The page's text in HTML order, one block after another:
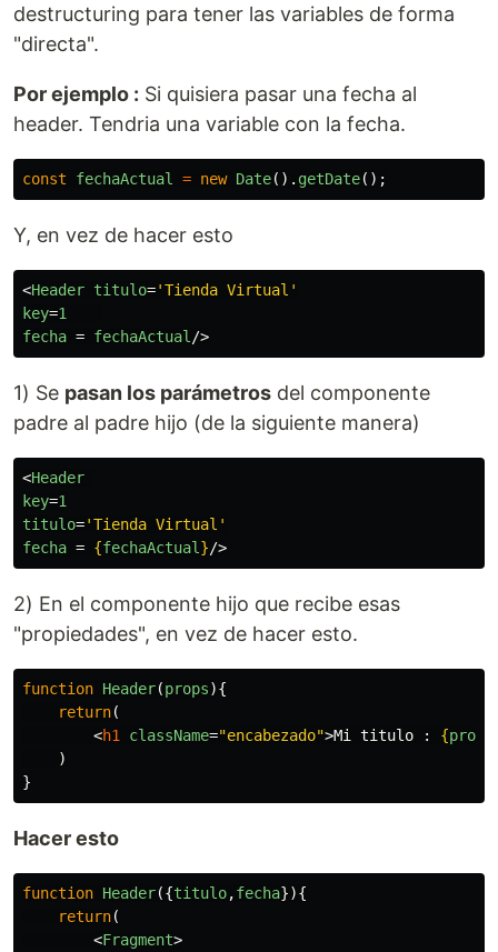
destructuring para tener las variables de forma
"directa".
Por ejemplo : Si quisiera pasar una fecha al
header. Tendria una variable con la fecha.
const fechaActual = new Date(). getDate();
Y, en vez de hacer esto
<Header titulo='Tienda Virtual'
key=1
fecha = fechaActual />
1) Se pasan los parámetros del componente
padre al padre hijo (de la siguiente manera)
<Header
key=1
titulo='Tienda Virtual'
fecha = {fechaActual }/>
2) En el componente hijo que recibe esas
"propiedades", en vez de hacer esto.
function Header(props){
return(
<h1 className="encabezado">Mi titulo : {props
)
}
Hacer esto
function Header({titulo,fecha}){
return(
<Fragment>